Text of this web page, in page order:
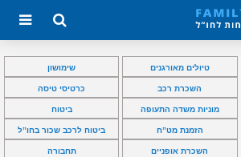
טיולים מאורגנים שימושון
השכרת רכב כרטיסי טיסה
מוניות משדה התעופה ביטוח
הזמנת מט”ח ביטוח לרכב שכור בחו”ל
השכרת אופניים תחבורה